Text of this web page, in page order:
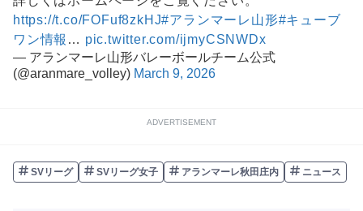
https://t.co/FOFuf8zkHJ#アランマーレ山形#キューブ
ワン情報 … pic.twitter.com/ijmyCSNWDx
— アランマーレ山形バレーボールチーム公式
(@aranmare_volley) March 9, 2026
ADVERTISEMENT
SVリーグ SVリーグ女子 アランマーレ秋田庄内 ニュース